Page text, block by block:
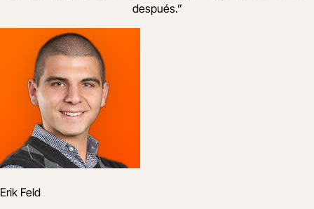
después.”
Erik Feld